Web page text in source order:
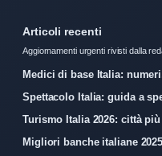
Articoli recenti
Aggiornamenti urgenti rivisti dalla
Medici di base Italia:
Spettacolo Italia: guida a
Turismo Italia 2026: città
Migliori banche italiane